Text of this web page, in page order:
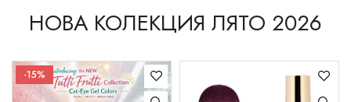
НОВА КОЛЕКЦИЯ ЛЯТО 2026
-15%